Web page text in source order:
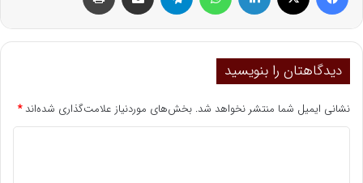
دیدگاهتان را بنویسید
نشانی ایمیل شما منتشر نخواهد شد. بخش‌های موردنیاز علامت‌گذاری شده‌اند*